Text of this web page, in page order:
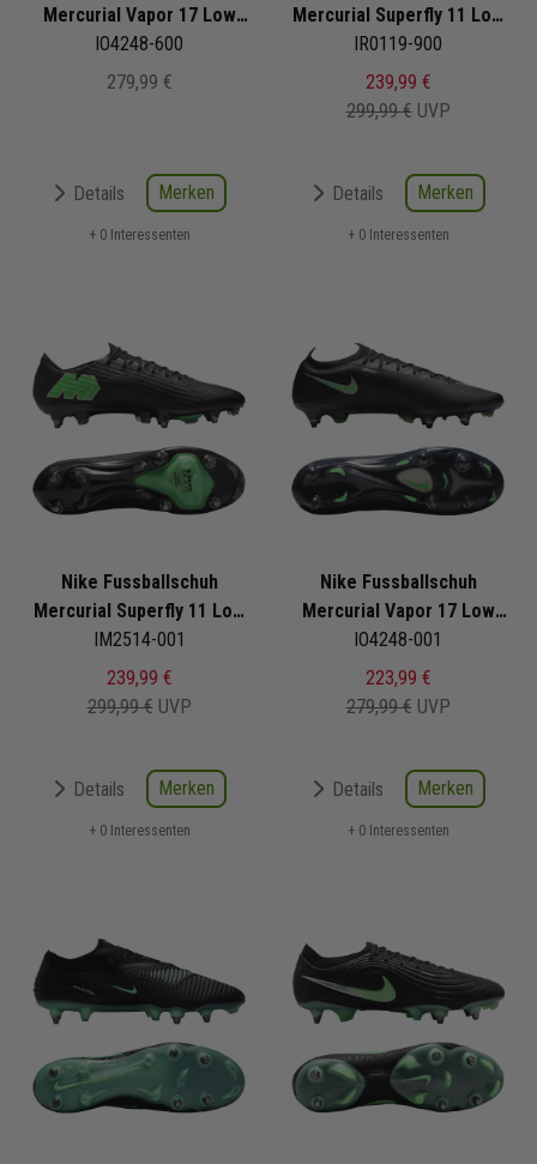
Mercurial Vapor 17 Low
Elite SG Pro Break EM
Pack
IO4248-600
279,99 €
Details Merken
+ 0 Interessenten
Mercurial Superfly 11 Low
Elite SE FG Scorpion Pack
IR0119-900
239,99 €
299,99 € UVP
Details Merken
+ 0 Interessenten
Nike Fussballschuh
Mercurial Superfly 11 Low
Elite SG Pro Shadow Pack
IM2514-001
239,99 €
299,99 € UVP
Details Merken
+ 0 Interessenten
Nike Fussballschuh
Mercurial Vapor 17 Low
Elite SG Pro Shadow Pack
IO4248-001
223,99 €
279,99 € UVP
Details Merken
+ 0 Interessenten